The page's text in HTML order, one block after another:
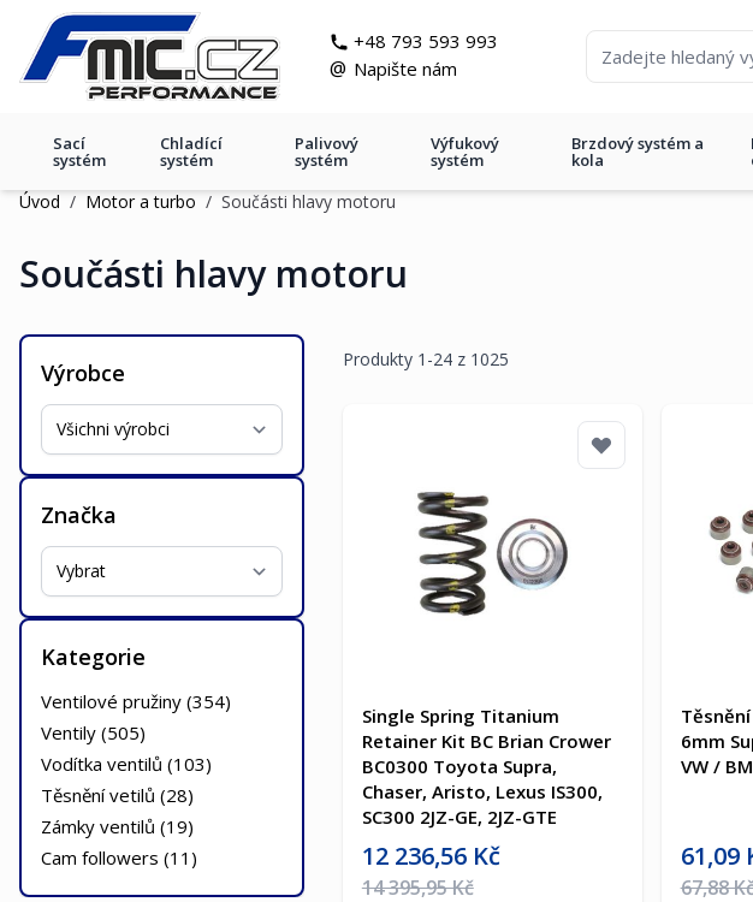
Přejít na obsah
+48 793 593 993
@ Napište nám
Sací
systém
Chladící
systém
Palivový
systém
Výfukový
systém
Brzdový systém a
kola
Úvod / Motor a turbo / Součásti hlavy motoru
Součásti hlavy motoru
Výrobce
Značka
Kategorie
Ventilové pružiny (354)
Ventily (505)
Vodítka ventilů (103)
Těsnění vetilů (28)
Zámky ventilů (19)
Cam followers (11 )
Produkty 1 -24z 1025
Single Spring Titanium
Retainer Kit BC Brian Crower
BC0300 Toyota Supra,
Chaser, Aristo, Lexus IS300,
SC300 2JZ-GE, 2JZ-GTE
Akční cena
12 236,56 Kč
Běžná cena
14 395,95 Kč
6mm
VW /
Akční
61,09
Běžná
67,88